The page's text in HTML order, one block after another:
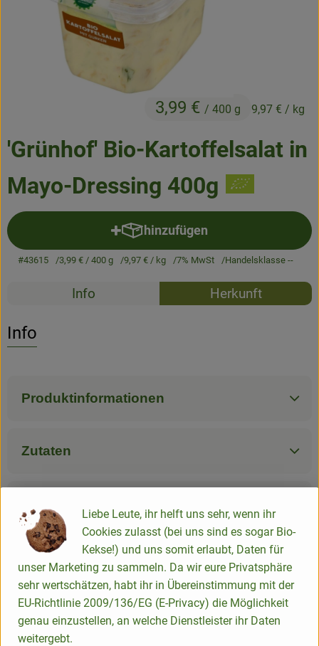
Frisches
Angebote & Neues
Naturwaren
Getränke
Jobkiste
Über Grünland
'Grünhof' Bio-Kartoffelsalat in
Mayo-Dressing 400g
3,99 € / 400 g 9,97 € / kg
hinzufügen
Produkt zum Warenkorb
#43615 3,99 €/ 400 g 9,97 €/ kg 7% MwSt Handelsklasse --
Rezepte
Info Herkunft
Info
Produktinformationen
Zutaten
Produktdatenblatt
Herkunft
Liebe Leute, ihr helft uns sehr, wenn ihr
Cookies zulasst (bei uns sind es sogar Bio-
Kekse!) und uns somit erlaubt, Daten für
unser Marketing zu sammeln. Da wir eure Privatsphäre
sehr wertschätzen, habt ihr in Übereinstimmung mit der
EU-Richtlinie 2009/136/EG (E-Privacy) die Möglichkeit
genau einzustellen, an welche Dienstleister ihr Daten
weitergebt.